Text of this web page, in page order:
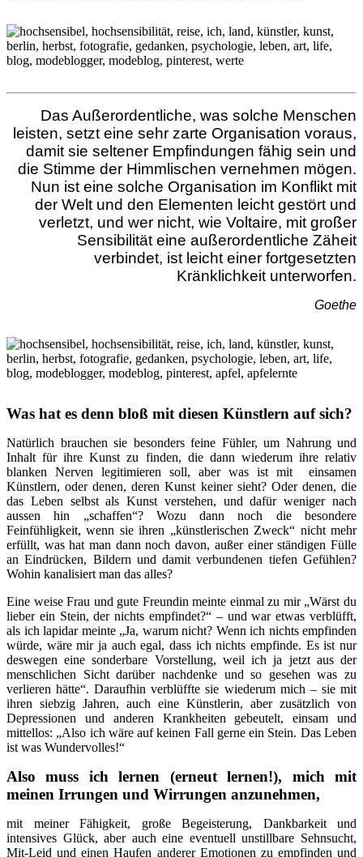
Das Außerordentliche, was solche Menschen
leisten, setzt eine sehr zarte Organisation voraus,
damit sie seltener Empfindungen fähig sein und
die Stimme der Himmlischen vernehmen mögen.
Nun ist eine solche Organisation im Konflikt mit
der Welt und den Elementen leicht gestört und
verletzt, und wer nicht, wie Voltaire, mit großer
Sensibilität eine außerordentliche Zäheit
verbindet, ist leicht einer fortgesetzten
Kränklichkeit unterworfen.
Goethe
Was hat es denn bloß mit diesen Künstlern auf sich?
Natürlich brauchen sie besonders feine Fühler, um Nahrung und
Inhalt für ihre Kunst zu finden, die dann wiederum ihre relativ
blanken Nerven legitimieren soll, aber was ist mit einsamen
Künstlern, oder denen, deren Kunst keiner sieht? Oder denen, die
das Leben selbst als Kunst verstehen, und dafür weniger nach
aussen hin „schaffen“? Wozu dann noch die besondere
Feinfühligkeit, wenn sie ihren „künstlerischen Zweck“ nicht mehr
erfüllt, was hat man dann noch davon, außer einer ständigen Fülle
an Eindrücken, Bildern und damit verbundenen tiefen Gefühlen?
Wohin kanalisiert man das alles?
Eine weise Frau und gute Freundin meinte einmal zu mir „Wärst du
lieber ein Stein, der nichts empfindet?“ – und war etwas verblüfft,
als ich lapidar meinte „Ja, warum nicht? Wenn ich nichts empfinden
würde, wäre mir ja auch egal, dass ich nichts empfinde. Es ist nur
deswegen eine sonderbare Vorstellung, weil ich ja jetzt aus der
menschlichen Sicht darüber nachdenke und so gesehen was zu
verlieren hätte“. Daraufhin verblüffte sie wiederum mich – sie mit
ihren siebzig Jahren, auch eine Künstlerin, aber zusätzlich von
Depressionen und anderen Krankheiten gebeutelt, einsam und
mittellos: „Also ich wäre auf keinen Fall gerne ein Stein. Das Leben
ist was Wundervolles!“
Also muss ich lernen (erneut lernen!), mich mit
meinen Irrungen und Wirrungen anzunehmen,
mit meiner Fähigkeit, große Begeisterung, Dankbarkeit und
intensives Glück, aber auch eine eventuell unstillbare Sehnsucht,
Mit-Leid und einen Haufen anderer Emotionen zu empfinden und